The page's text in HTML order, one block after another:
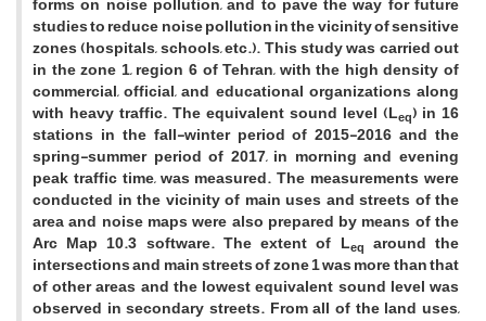
studies to reduce noise pollution in the vicinity of sensitive
zones (hospitals, schools, etc.). This study was carried out
in the zone 1, region 6 of Tehran, with the high density of
commercial, official, and educational organizations along
with heavy traffic. The equivalent sound level (Leq) in 16
stations in the fall-winter period of 2015-2016 and the
spring-summer period of 2017, in morning and evening
peak traffic time, was measured. The measurements were
conducted in the vicinity of main uses and streets of the
area and noise maps were also prepared by means of the
Arc Map 10.3 software. The extent of Leq around the
intersections and main streets of zone 1 was more than that
of other areas and the lowest equivalent sound level was
observed in secondary streets. From all of the land uses,